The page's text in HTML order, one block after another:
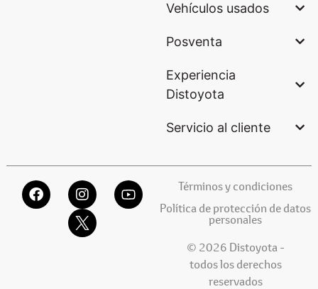
Vehículos usados
Posventa
Experiencia
Distoyota
Servicio al cliente
Términos y condiciones
Política de protección de datos
personales
© 2026 Distoyota -
todos los derechos
reservados